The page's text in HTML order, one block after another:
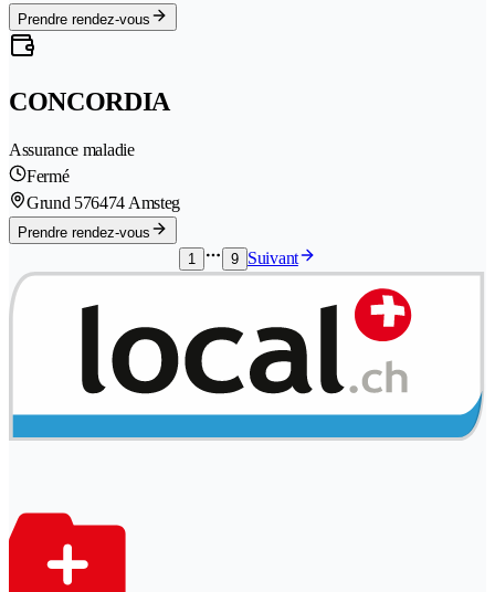
Prendre rendez-vous
CONCORDIA
Assurance maladie
Fermé
Grund 576474 Amsteg
Prendre rendez-vous
1
9 Suivant